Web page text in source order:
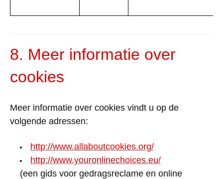
8. Meer informatie over
cookies
Meer informatie over cookies vindt u op de
volgende adressen:
http://www.allaboutcookies.org/
http://www.youronlinechoices.eu/
(een gids voor gedragsreclame en online